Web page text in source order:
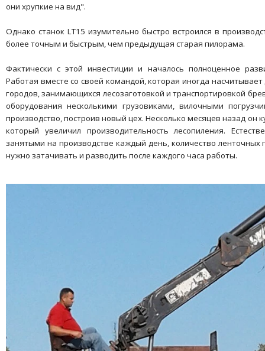
они хрупкие на вид".
Однако станок LT15 изумительно быстро встроился в
более точным и быстрым, чем предыдущая старая пилорама.
Фактически с этой инвестиции и началось полноценное
Работая вместе со своей командой, которая иногда
городов, занимающихся лесозаготовкой и транспортировкой
оборудования несколькими грузовиками, вилочными
производство, построив новый цех. Несколько месяцев назад он
который увеличил производительность лесопиления.
занятыми на производстве каждый день, количество ленточных
нужно затачивать и разводить после каждого часа работы.